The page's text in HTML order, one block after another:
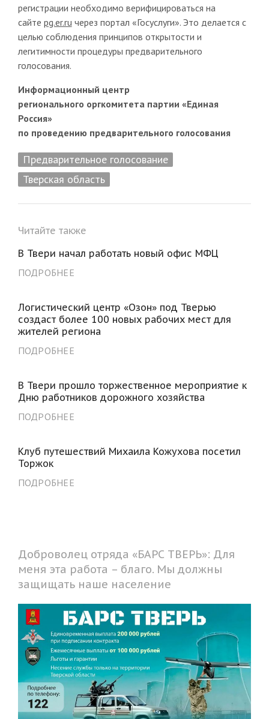
регистрации необходимо верифицироваться на
сайте pg.er.ru через портал «Госуслуги». Это делается с
целью соблюдения принципов открытости и
легитимности процедуры предварительного
голосования.
Информационный центр
регионального оргкомитета партии «Единая
Россия»
по проведению предварительного голосования
Предварительное голосование
Тверская область
Читайте также
В Твери начал работать новый офис МФЦ
ПОДРОБНЕЕ
Логистический центр «Озон» под Тверью
создаст более 100 новых рабочих мест для
жителей региона
ПОДРОБНЕЕ
В Твери прошло торжественное мероприятие к
Дню работников дорожного хозяйства
ПОДРОБНЕЕ
Клуб путешествий Михаила Кожухова посетил
Торжок
ПОДРОБНЕЕ
Доброволец отряда «БАРС ТВЕРЬ»: Для
меня эта работа – благо. Мы должны
защищать наше население